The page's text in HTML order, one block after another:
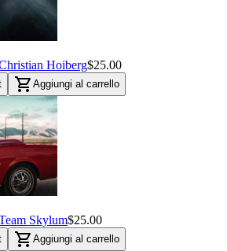
Hoiberg$25.00
shopping_cart Aggiungi al carrello
Skylum$25.00
shopping_cart Aggiungi al carrello